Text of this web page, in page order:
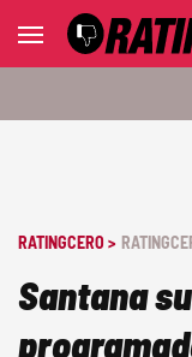
RATINGCERO >
Santana